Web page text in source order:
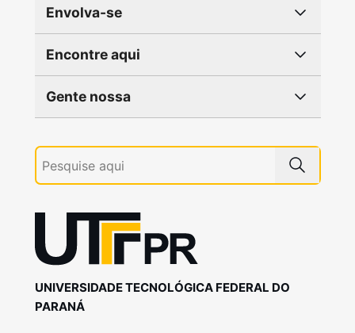
Envolva-se
Encontre aqui
Gente nossa
UNIVERSIDADE TECNOLÓGICA FEDERAL DO
PARANÁ